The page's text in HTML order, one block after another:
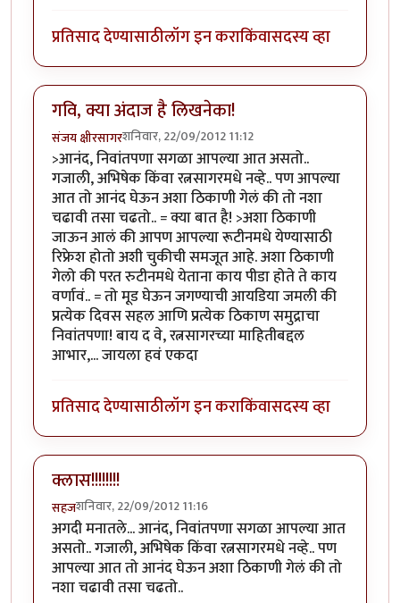
प्रतिसाद देण्यासाठीलॉग इन कराकिंवासदस्य व्हा
गवि, क्या अंदाज है लिखनेका!
संजय क्षीरसागरशनिवार, 22/09/2012 11:12
>आनंद, निवांतपणा सगळा आपल्या आत असतो..
गजाली, अभिषेक किंवा रत्नसागरमधे नव्हे.. पण आपल्या
आत तो आनंद घेऊन अशा ठिकाणी गेलं की तो नशा
चढावी तसा चढतो.. = क्या बात है! >अशा ठिकाणी
जाऊन आलं की आपण आपल्या रूटीनमधे येण्यासाठी
रिफ्रेश होतो अशी चुकीची समजूत आहे. अशा ठिकाणी
गेलो की परत रुटीनमधे येताना काय पीडा होते ते काय
वर्णावं.. = तो मूड घेऊन जगण्याची आयडिया जमली की
प्रत्येक दिवस सहल आणि प्रत्येक ठिकाण समुद्राचा
निवांतपणा! बाय द वे, रत्नसागरच्या माहितीबद्दल
आभार,... जायला हवं एकदा
प्रतिसाद देण्यासाठीलॉग इन कराकिंवासदस्य व्हा
क्लास!!!!!!!!
सहजशनिवार, 22/09/2012 11:16
अगदी मनातले... आनंद, निवांतपणा सगळा आपल्या आत
असतो.. गजाली, अभिषेक किंवा रत्नसागरमधे नव्हे.. पण
आपल्या आत तो आनंद घेऊन अशा ठिकाणी गेलं की तो
नशा चढावी तसा चढतो..